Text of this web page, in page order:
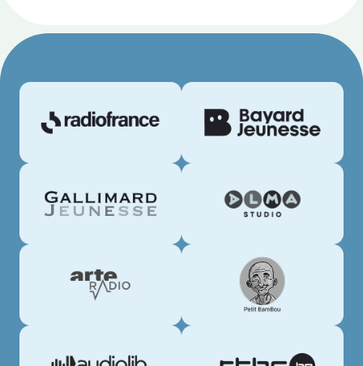
Merlin
RadioFrance
Merlin
Bayard
Jeunesse
Merlin
Gallimard
Merllin
Merlin
Merlin